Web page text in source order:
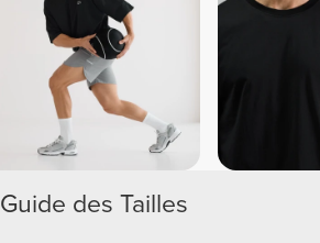
Guide des Tailles